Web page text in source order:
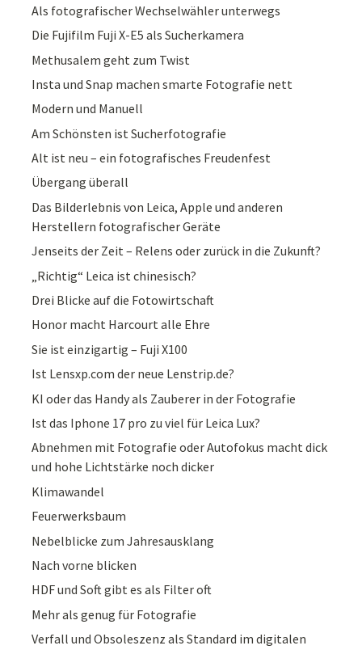
Als fotografischer Wechselwähler unterwegs
Die Fujifilm Fuji X-E5 als Sucherkamera
Methusalem geht zum Twist
Insta und Snap machen smarte Fotografie nett
Modern und Manuell
Am Schönsten ist Sucherfotografie
Alt ist neu – ein fotografisches Freudenfest
Übergang überall
Das Bilderlebnis von Leica, Apple und anderen
Herstellern fotografischer Geräte
Jenseits der Zeit – Relens oder zurück in die Zukunft?
„Richtig“ Leica ist chinesisch?
Drei Blicke auf die Fotowirtschaft
Honor macht Harcourt alle Ehre
Sie ist einzigartig – Fuji X100
Ist Lensxp.com der neue Lenstrip.de?
KI oder das Handy als Zauberer in der Fotografie
Ist das Iphone 17 pro zu viel für Leica Lux?
Abnehmen mit Fotografie oder Autofokus macht dick
und hohe Lichtstärke noch dicker
Klimawandel
Feuerwerksbaum
Nebelblicke zum Jahresausklang
Nach vorne blicken
HDF und Soft gibt es als Filter oft
Mehr als genug für Fotografie
Verfall und Obsoleszenz als Standard im digitalen